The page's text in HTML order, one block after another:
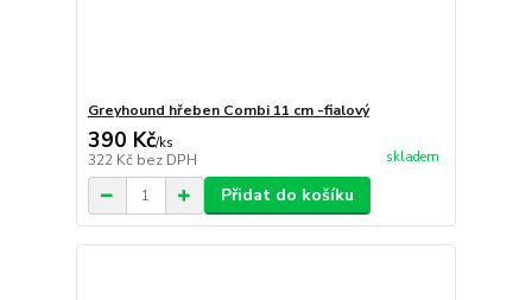
Greyhound hřeben Combi 11 cm -fialový
390 Kč/ks
322 Kč bez DPH skladem
Přidat do košíku